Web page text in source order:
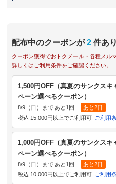
配布中のクーポンが 2 件あ
クーポン獲得でおトクメール・各種メル
詳しくはご利用条件をご確認ください。
1,500円OFF（真夏のサンクスキ
ペーン選べるクーポン）
8/9（日）まで あと1回
あと2日
税込 15,000円以上でご利用可 ご利用
1,000円OFF（真夏のサンクスキ
ペーン選べるクーポン）
8/9（日）まで あと1回
あと2日
税込 10,000円以上でご利用可 ご利用